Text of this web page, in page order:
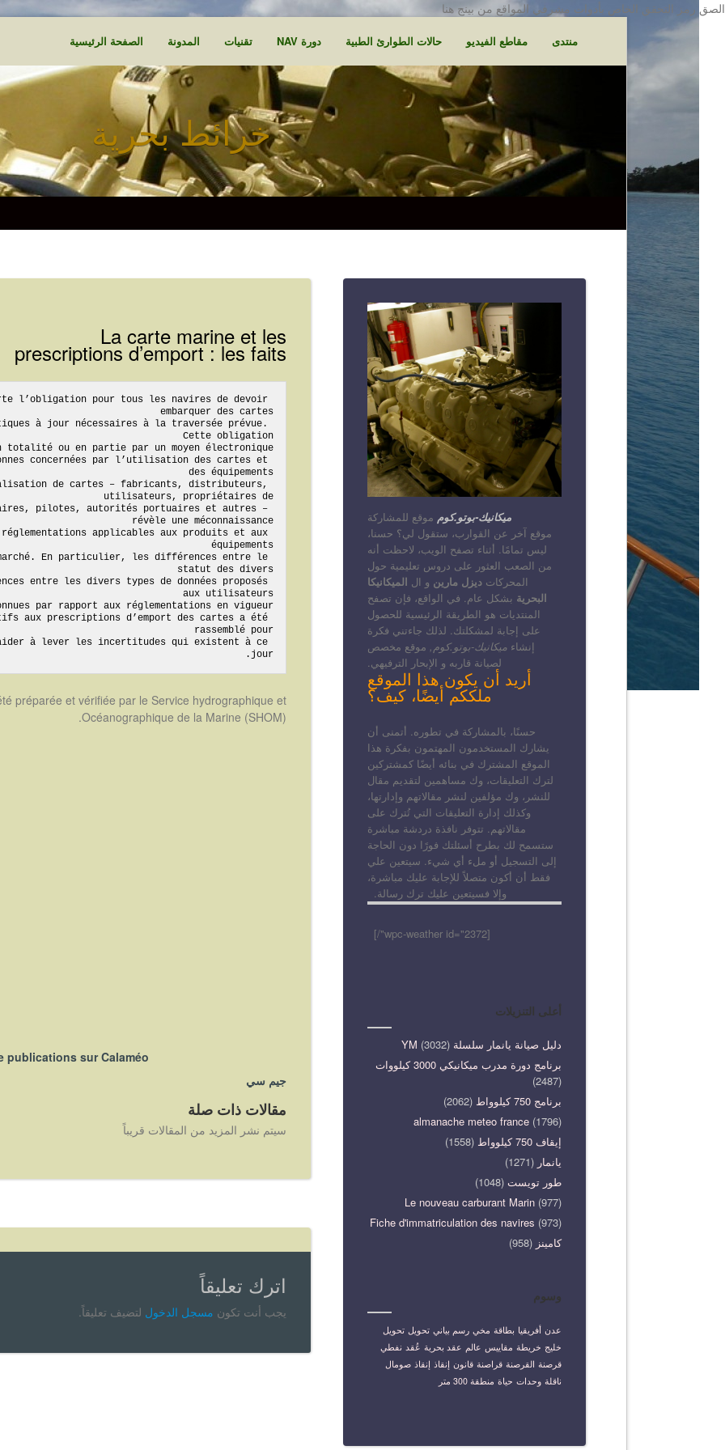
الصق رمز التحقق الخاص بأدوات مشرفي المواقع من بينج هنا
الصفحة الرئيسية المدونة تقنيات دورة NAV حالات الطوارئ الطبية مقاطع الفيديو منتدى
خرائط بحرية
La carte marine et les
prescriptions d’emport : les faits
l’obligation pour tous les navires de devoir
à jour nécessaires à la traversée prévue.
concernées par l’utilisation des cartes et
de cartes – fabricants, distributeurs,
pilotes, autorités portuaires et autres –
applicables aux produits et aux
En particulier, les différences entre le
entre les divers types de données proposés
aux prescriptions d’emport des cartes a été
à lever les incertitudes qui existent à ce
jour.
préparée et vérifiée par le Service hydrographique et
Océanographique de la Marine (SHOM).
publications sur Calaméo
جيم سي
مقالات ذات صلة
سيتم نشر المزيد من المقالات قريباً
اترك تعليقاً
يجب أنت تكون مسجل الدخول لتضيف تعليقاً.
ميكانيك-بوتو.كوم موقع للمشاركة
موقع آخر عن القوارب، ستقول لي؟ حسنا،
ليس تمامًا. أثناء تصفح الويب، لاحظت أنه
من الصعب العثور على دروس تعليمية حول
المحركات ديزل مارين و ال الميكانيكا
البحرية بشكل عام. في الواقع، فإن تصفح
المنتديات هو الطريقة الرئيسية للحصول
على إجابة لمشكلتك. لذلك جاءتني فكرة
إنشاء ميكانيك-بوتو.كوم, موقع مخصص
لصيانة قاربه و الإبحار الترفيهي.
أريد أن يكون هذا الموقع
ملككم أيضًا، كيف؟
حسنًا، بالمشاركة في تطوره. أتمنى أن
يشارك المستخدمون المهتمون بفكرة هذا
الموقع المشترك في بنائه أيضًا كمشتركين
لترك التعليقات، وك مساهمين لتقديم مقال
للنشر، وك مؤلفين لنشر مقالاتهم وإدارتها،
وكذلك إدارة التعليقات التي تُترك على
مقالاتهم. تتوفر نافذة دردشة مباشرة
ستسمح لك بطرح أسئلتك فورًا دون الحاجة
إلى التسجيل أو ملء أي شيء. سيتعين علي
فقط أن أكون متصلاً للإجابة عليك مباشرة،
وإلا فسيتعين عليك ترك رسالة.
[wpc-weather id="2372"/]
أعلى التنزيلات
دليل صيانة يانمار سلسلة YM (3032)
برنامج دورة مدرب ميكانيكي 3000 كيلووات
(2487)
برنامج 750 كيلوواط
(2062)
almanache meteo france (1796)
إيقاف 750 كيلوواط
(1558)
يانمار (1271)
طور تويست (1048)
Le nouveau carburant Marin (977)
Fiche d'immatriculation des navires (973)
كامينز (958)
وسوم
عدن أفريقيا بطاقة مخي رسم بياني تحويل تحويل
خليج خريطة مقاييس عالم عقد بحرية عُقد نفطي
قرصنة القرصنة قراصنة قانون إنقاذ إنقاذ صومال
ناقلة وحدات حياة منطقة 300 متر